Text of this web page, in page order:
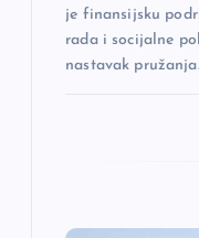
je finansijsku
rada i socijalne
nastavak